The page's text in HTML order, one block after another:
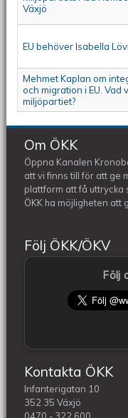
Växjö
EU behöver Isabella
Mehmet Kaplan om
och migration i EU. Vad
miljöpartiet?
Om ÖKK
Öppna Kanalen
att vi finns till för att ge
plattform att få uttrycka
ÖKK ha möjligheten att
Följ ÖKK/ÖKV
Följ
Kontakta ÖKK
Infanterigatan 10
352 35 Växjö